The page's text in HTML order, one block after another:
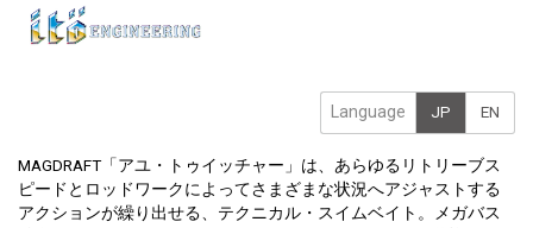
Language JP EN
MAGDRAFT「アユ・トゥイッチャー」は、あらゆるリトリーブス
ピードとロッドワークによってさまざまな状況へアジャストする
アクションが繰り出せる、テクニカル・スイムベイト。メガバス